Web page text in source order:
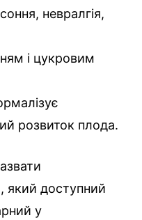
невралгія,
і цукровим
розвиток плода.
який доступний
у